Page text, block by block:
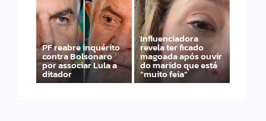
PF reabre inquérito
contra Bolsonaro
por associar Lula a
ditador
Influenciadora
revela ter ficado
magoada após ouvir
do marido que está
“muito feia”